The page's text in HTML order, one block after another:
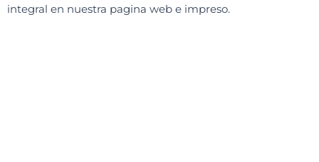
integral en nuestra pagina web e impreso.